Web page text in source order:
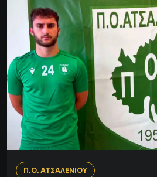
Π.Ο. ΑΤΣΑΛΕΝΙΟΥ